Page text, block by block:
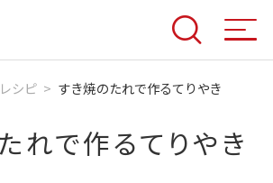
シピ すき焼のたれで作るてりやき
れで作るてりやき